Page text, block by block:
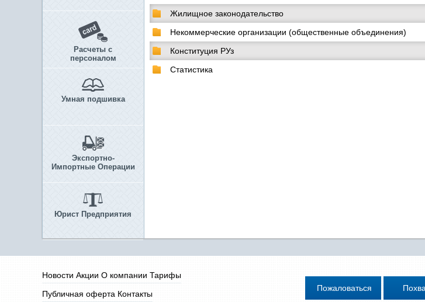
Расчеты с
персоналом
Умная подшивка
Экспортно-
Импортные Операции
Юрист Предприятия
Жилищное законодательство
Некоммерческие организации (общественные объединения)
Конституция РУз
Статистика
Новости Акции О компании Тарифы
Публичная оферта Контакты